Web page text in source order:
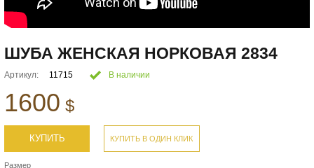
ШУБА ЖЕНСКАЯ НОРКОВАЯ 2834
Артикул: 11715 В наличии
1600 $
КУПИТЬ КУПИТЬ В ОДИН КЛИК
Размер